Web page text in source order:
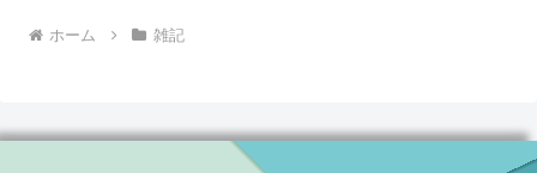
ホーム 雑記